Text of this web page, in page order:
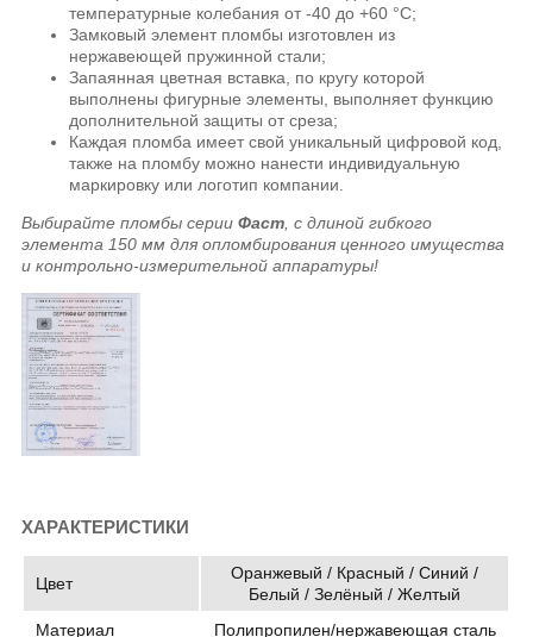
температурные колебания от -40 до +60 °C;
Замковый элемент пломбы изготовлен из
нержавеющей пружинной стали;
Запаянная цветная вставка, по кругу которой
выполнены фигурные элементы, выполняет функцию
дополнительной защиты от среза;
Каждая пломба имеет свой уникальный цифровой код,
также на пломбу можно нанести индивидуальную
маркировку или логотип компании.
Выбирайте пломбы серииФаст , с длиной гибкого
элемента 150 мм для опломбирования ценного имущества
и контрольно-измерительной аппаратуры!
ХАРАКТЕРИСТИКИ
Цвет
Оранжевый / Красный / Синий /
Белый / Зелёный / Желтый
Материал
Полипропилен/нержавеющая сталь